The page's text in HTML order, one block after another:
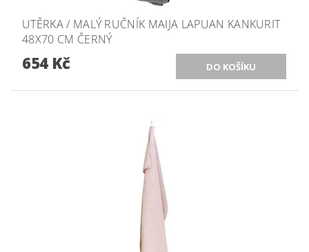
UTĚRKA / MALÝ RUČNÍK MAIJA LAPUAN KANKURIT
48X70 CM ČERNÝ
654 Kč